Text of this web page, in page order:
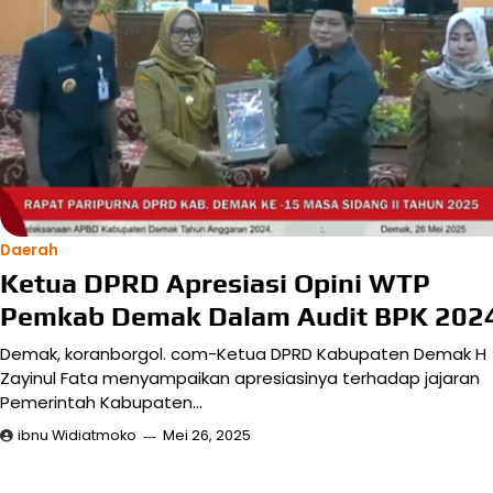
Daerah
Ketua DPRD Apresiasi Opini WTP
Pemkab Demak Dalam Audit BPK
Demak, koranborgol. com-Ketua DPRD Kabupaten Demak H
Zayinul Fata menyampaikan apresiasinya terhadap jajaran
Pemerintah Kabupaten…
ibnu Widiatmoko Mei 26, 2025